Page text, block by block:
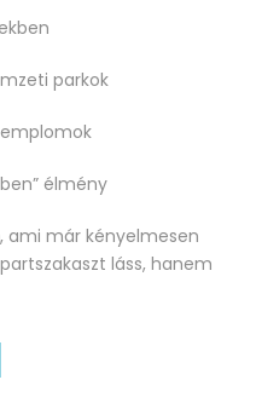
parkok
élmény
, ami már kényelmesen
láss, hanem